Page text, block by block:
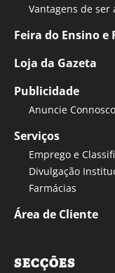
Vantagens de ser
Feira do Ensino e
Loja da Gazeta
Publicidade
Anuncie Connosco
Serviços
Emprego e
Divulgação
Farmácias
Área de Cliente
SECÇÕES